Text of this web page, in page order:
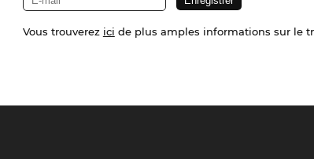
Vous trouverez ici de plus amples informations sur le